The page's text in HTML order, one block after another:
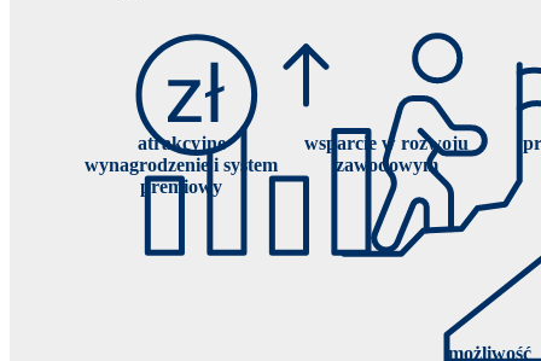
atrakcyjne
wynagrodzenie i system
premiowy
wsparcie w rozwoju
zawodowym
możliwość